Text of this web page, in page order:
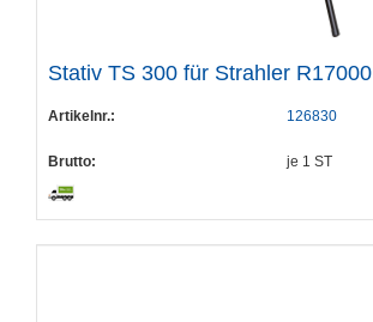
Stativ TS 300 für Strahler R17000
Artikelnr.: 126830
Brutto: je 1 ST